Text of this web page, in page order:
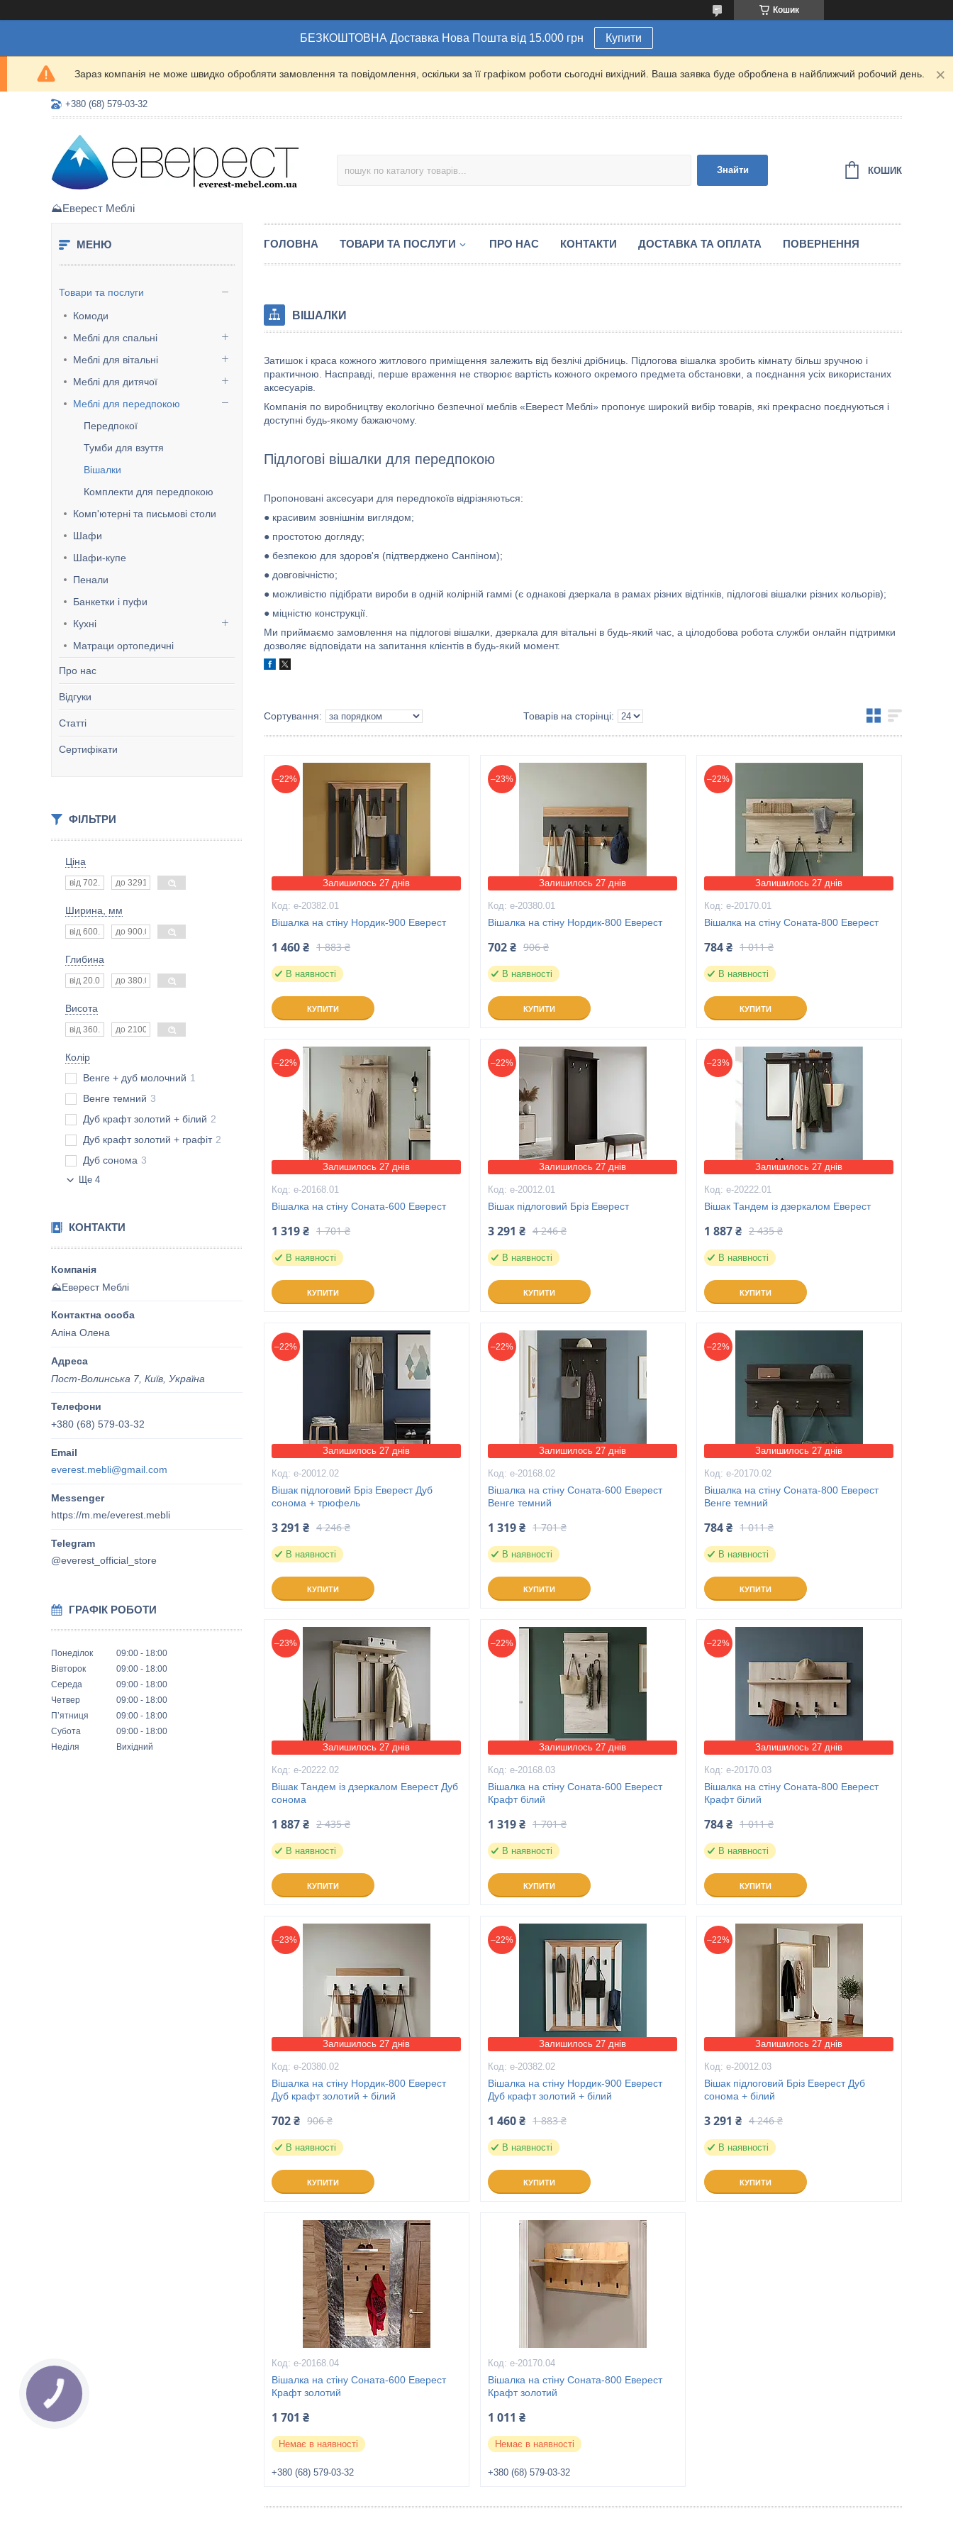
Кошик
БЕЗКОШТОВНА Доставка Нова Пошта від 15.000 грн Купити
Зараз компанія не може швидко обробляти замовлення та повідомлення, оскільки за її графіком роботи сьогодні вихідний. Ваша заявка буде оброблена в найближчий робочий день.
+380 (68) 579-03-32
⛰️Еверест Меблі
Знайти КОШИК
Товари та послуги
Комоди
Меблі для спальні
Меблі для вітальні
Меблі для дитячої
Меблі для передпокою
Передпокої
Тумби для взуття
Вішалки
Комплекти для передпокою
Комп'ютерні та письмові столи
Шафи
Шафи-купе
Пенали
Банкетки і пуфи
Кухні
Матраци ортопедичні
Про нас
Відгуки
Статті
Сертифікати
ФІЛЬТРИ
Ціна
Ширина, мм
Глибина
Висота
Колір
Венге + дуб молочний 1
Венге темний 3
Дуб крафт золотий + білий 2
Дуб крафт золотий + графіт 2
Дуб сонома 3
Ще 4
КОНТАКТИ
⛰️Еверест Меблі
Аліна Олена
Пост-Волинська 7, Київ, Україна
+380 (68) 579-03-32
everest.mebli@gmail.com
https://m.me/everest.mebli
@everest_official_store
ГРАФІК РОБОТИ
Понеділок 09:00
18:00
Вівторок
09:00
18:00
Середа
09:00
18:00
Четвер
09:00
18:00
Пʼятниця
09:00
18:00
Субота
09:00
18:00
Неділя
Вихідний
ГОЛОВНА ТОВАРИ ТА ПОСЛУГИ ПРО НАС КОНТАКТИ ДОСТАВКА ТА ОПЛАТА ПОВЕРНЕННЯ
ВІШАЛКИ
Затишок і краса кожного житлового приміщення залежить від безлічі дрібниць. Підлогова вішалка зробить кімнату більш зручною і
практичною. Насправді, перше враження не створює вартість кожного окремого предмета обстановки, а поєднання усіх використаних
аксесуарів.
Компанія по виробництву екологічно безпечної меблів «Еверест Меблі» пропонує широкий вибір товарів, які прекрасно поєднуються і
доступні будь-якому бажаючому.
Підлогові вішалки для передпокою
Пропоновані аксесуари для передпокоїв відрізняються:
● красивим зовнішнім виглядом;
● простотою догляду;
● безпекою для здоров'я (підтверджено Санпіном);
● довговічністю;
● можливістю підібрати вироби в одній колірній гаммі (є однакові дзеркала в рамах різних відтінків, підлогові вішалки різних кольорів);
● міцністю конструкції.
Ми приймаємо замовлення на підлогові вішалки, дзеркала для вітальні в будь-який час, а цілодобова робота служби онлайн підтримки
дозволяє відповідати на запитання клієнтів в будь-який момент.
–22%
Залишилось 27 днів
е-20382.01
Вішалка на стіну Нордик-900 Еверест
1 460 ₴ 1 883 ₴
В наявності
КУПИТИ
–23%
Залишилось 27 днів
е-20380.01
Вішалка на стіну Нордик-800 Еверест
702 ₴ 906 ₴
В наявності
КУПИТИ
–22%
Залишилось 27 днів
е-20170.01
Вішалка на стіну Соната-800 Еверест
784 ₴ 1 011 ₴
В наявності
КУПИТИ
–22%
Залишилось 27 днів
е-20168.01
Вішалка на стіну Соната-600 Еверест
1 319 ₴ 1 701 ₴
В наявності
КУПИТИ
–22%
Залишилось 27 днів
е-20012.01
Вішак підлоговий Бріз Еверест
3 291 ₴ 4 246 ₴
В наявності
КУПИТИ
–23%
Залишилось 27 днів
е-20222.01
Вішак Тандем із дзеркалом Еверест
1 887 ₴ 2 435 ₴
В наявності
КУПИТИ
–22%
Залишилось 27 днів
е-20012.02
Вішак підлоговий Бріз Еверест Дуб
сонома + трюфель
3 291 ₴ 4 246 ₴
В наявності
КУПИТИ
–22%
Залишилось 27 днів
е-20168.02
Вішалка на стіну Соната-600 Еверест
Венге темний
1 319 ₴ 1 701 ₴
В наявності
КУПИТИ
–22%
Залишилось 27 днів
е-20170.02
Вішалка на стіну Соната-800 Еверест
Венге темний
784 ₴ 1 011 ₴
В наявності
КУПИТИ
–23%
Залишилось 27 днів
е-20222.02
Вішак Тандем із дзеркалом Еверест Дуб
сонома
1 887 ₴ 2 435 ₴
В наявності
КУПИТИ
–22%
Залишилось 27 днів
е-20168.03
Вішалка на стіну Соната-600 Еверест
Крафт білий
1 319 ₴ 1 701 ₴
В наявності
КУПИТИ
–22%
Залишилось 27 днів
е-20170.03
Вішалка на стіну Соната-800 Еверест
Крафт білий
784 ₴ 1 011 ₴
В наявності
КУПИТИ
–23%
Залишилось 27 днів
е-20380.02
Вішалка на стіну Нордик-800 Еверест
Дуб крафт золотий + білий
702 ₴ 906 ₴
В наявності
КУПИТИ
–22%
Залишилось 27 днів
е-20382.02
Вішалка на стіну Нордик-900 Еверест
Дуб крафт золотий + білий
1 460 ₴ 1 883 ₴
В наявності
КУПИТИ
–22%
Залишилось 27 днів
е-20012.03
Вішак підлоговий Бріз Еверест Дуб
сонома + білий
3 291 ₴ 4 246 ₴
В наявності
КУПИТИ
е-20168.04
Вішалка на стіну Соната-600 Еверест
Крафт золотий
1 701 ₴
Немає в наявності
+380 (68) 579-03-32
е-20170.04
Вішалка на стіну Соната-800 Еверест
Крафт золотий
1 011 ₴
Немає в наявності
+380 (68) 579-03-32